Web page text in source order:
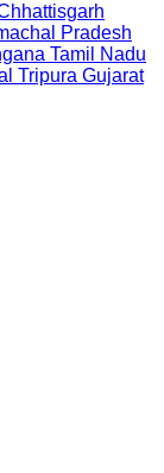
Pradesh
Tamil Nadu
Tripura Gujarat